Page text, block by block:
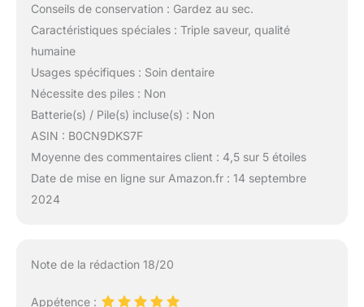
Conseils de conservation : Gardez au sec.
Caractéristiques spéciales : Triple saveur, qualité
humaine
Usages spécifiques : Soin dentaire
Nécessite des piles : Non
Batterie(s) / Pile(s) incluse(s) : Non
ASIN : B0CN9DKS7F
Moyenne des commentaires client : 4,5 sur 5 étoiles
Date de mise en ligne sur Amazon.fr : 14 septembre
2024
Note de la rédaction 18/20
Appétence :